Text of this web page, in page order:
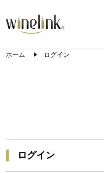
ホーム ログイン
ログイン